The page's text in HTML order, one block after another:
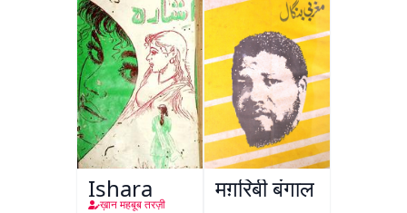
Ishara
ख़ान महबूब तरज़ी
मग़रिबी बंगाल